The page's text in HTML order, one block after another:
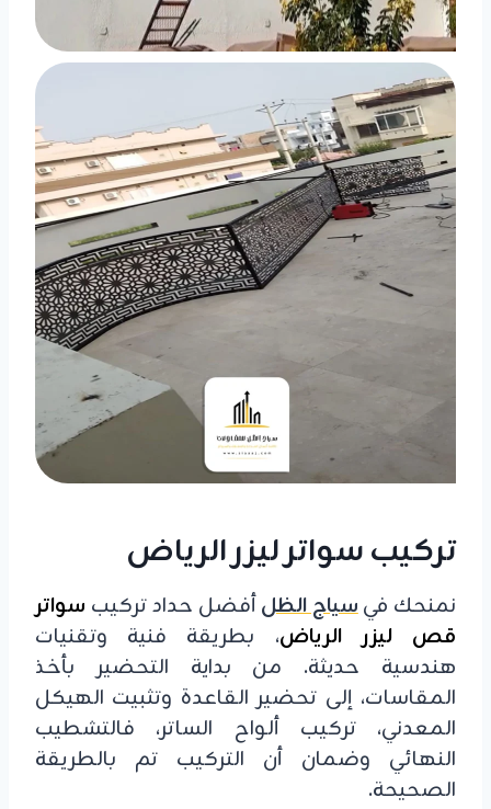
تركيب سواتر ليزر الرياض
نمنحك فيسياج الظلأفضل حداد تركيب سواتر
قص ليزر الرياض، بطريقة فنية وتقنيات
هندسية حديثة. من بداية التحضير بأخذ
المقاسات، إلى تحضير القاعدة وتثبيت الهيكل
المعدني، تركيب ألواح الساتر، فالتشطيب
النهائي وضمان أن التركيب تم بالطريقة
الصحيحة.